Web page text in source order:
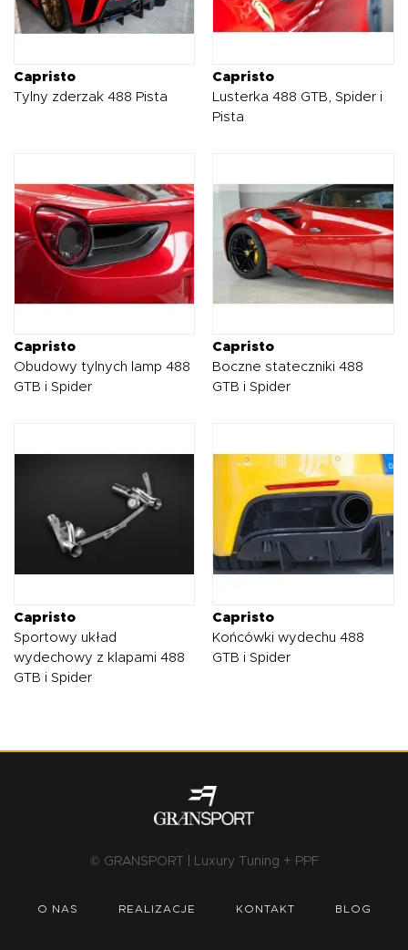
Capristo
Tylny zderzak 488 Pista
Capristo
Lusterka 488 GTB, Spider i
Pista
Capristo
Obudowy tylnych lamp 488
GTB i Spider
Capristo
Boczne stateczniki 488
GTB i Spider
Capristo
Sportowy układ
wydechowy z klapami 488
GTB i Spider
Capristo
Końcówki wydechu 488
GTB i Spider
© GRANSPORT | Luxury Tuning + PPF
O NAS REALIZACJE KONTAKT BLOG